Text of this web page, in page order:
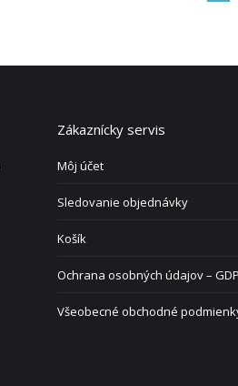
Zákaznícky servis
Môj účet
Sledovanie objednávky
Košík
Ochrana osobných údajov –
Všeobecné obchodné